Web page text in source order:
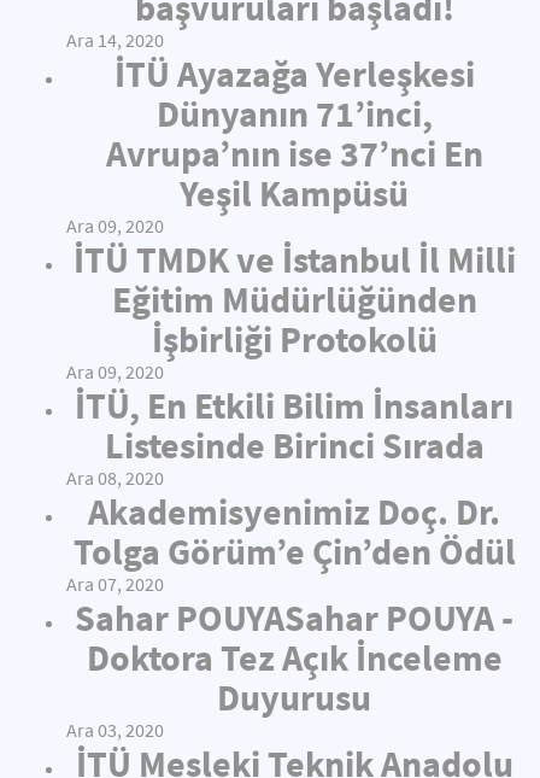
Ara 14, 2020
İTÜ Ayazağa Yerleşkesi
Dünyanın 71’inci,
Avrupa’nın ise 37’nci En
Yeşil Kampüsü
Ara 09, 2020
İTÜ TMDK ve İstanbul İl Milli
Eğitim Müdürlüğünden
İşbirliği Protokolü
Ara 09, 2020
İTÜ, En Etkili Bilim İnsanları
Listesinde Birinci Sırada
Ara 08, 2020
Akademisyenimiz Doç. Dr.
Tolga Görüm’e Çin’den Ödül
Ara 07, 2020
Sahar POUYASahar POUYA -
Doktora Tez Açık İnceleme
Duyurusu
Ara 03, 2020
İTÜ Mesleki Teknik Anadolu